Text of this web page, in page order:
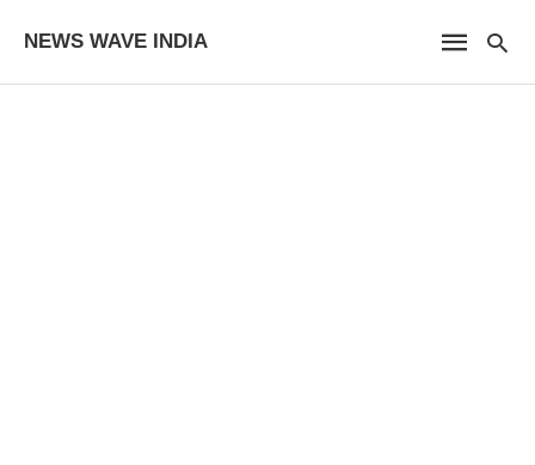
NEWS WAVE INDIA